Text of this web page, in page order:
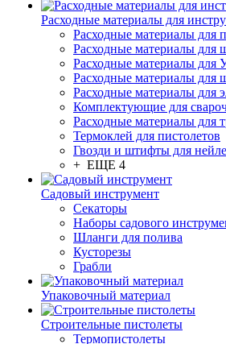
Расходные материалы для
Расходные материалы для
Расходные материалы для
Расходные материалы
Расходные материалы
Расходные материалы для
Комплектующие для
Расходные материалы для
Термоклей для пистолетов
Гвозди и штифты для
+ ЕЩЕ 4
Садовый инструмент
Секаторы
Наборы садового
Шланги для полива
Кусторезы
Грабли
Упаковочный материал
Строительные пистолеты
Термопистолеты